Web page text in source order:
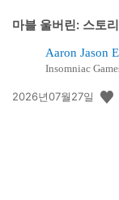
마블 울버린: 스토
Aaron Jason
Insomniac
공
2026년07월27일